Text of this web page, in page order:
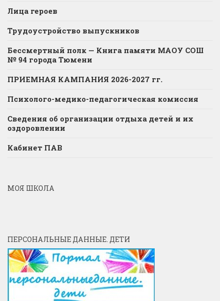
Лица героев
Трудоустройство выпускников
Бессмертный полк — Книга памяти МАОУ СОШ
№ 94 города Тюмени
ПРИЕМНАЯ КАМПАНИЯ 2026-2027 гг.
Психолого-медико-педагогическая комиссия
Сведения об организации отдыха детей и их
оздоровлении
Кабинет ПАВ
МОЯ ШКОЛА
ПЕРСОНАЛЬНЫЕ ДАННЫЕ. ДЕТИ